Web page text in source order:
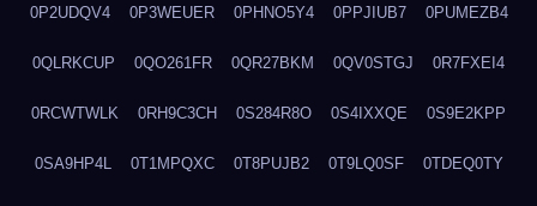
0P2UDQV4 0P3WEUER 0PHNO5Y4 0PPJIUB7 0PUMEZB4
0QLRKCUP 0QO261FR 0QR27BKM 0QV0STGJ 0R7FXEI4
0RCWTWLK 0RH9C3CH 0S284R8O 0S4IXXQE 0S9E2KPP
0SA9HP4L 0T1MPQXC 0T8PUJB2 0T9LQ0SF 0TDEQ0TY